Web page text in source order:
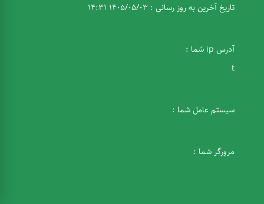
تاریخ آخرین به روز رسانی : 1405/05/03 14:31
آدرس ip شما :
t
سیستم عامل شما :
مرورگر شما :